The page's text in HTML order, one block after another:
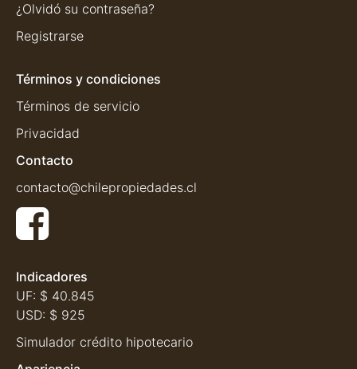
¿Olvidó su contraseña?
Registrarse
Términos y condiciones
Términos de servicio
Privacidad
Contacto
contacto@chilepropiedades.cl
Indicadores
UF: $ 40.845
USD: $ 925
Simulador crédito hipotecario